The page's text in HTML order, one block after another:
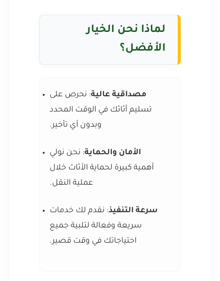
لماذا نحن الخيار
الأفضل؟
مصداقية عالية: نحرص على
تسليم أثاثك في الوقت المحدد
وبدون أي تأخير.
الأمان والحماية: نحن نولي
أهمية كبيرة لحماية الأثاث خلال
عملية النقل.
سرعة التنفيذ: نقدم لك خدمات
سريعة وفعالة لتلبية جميع
احتياجاتك في وقت قصير.